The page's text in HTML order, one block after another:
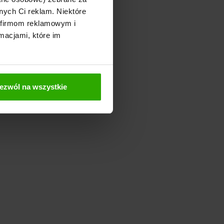
Ci reklam. Niektóre
reklamowym i
które im
na wszystkie